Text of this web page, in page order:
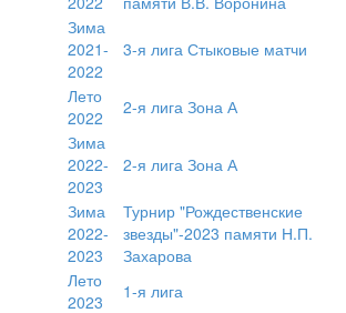
Зима
2021-
2022
3-я лига Стыковые матчи
Лето
2022
2-я лига Зона А
Зима
2022-
2023
2-я лига Зона А
Зима
2022-
2023
Турнир "Рождественские
звезды"-2023 памяти Н.П.
Захарова
Лето
2023
1-я лига